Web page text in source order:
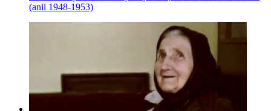
(anii 1948-1953)